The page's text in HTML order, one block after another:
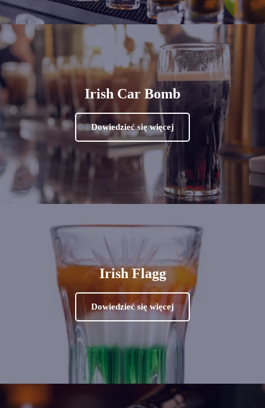
Irish Car Bomb
Dowiedzieć się więcej
Irish Flagg
Dowiedzieć się więcej